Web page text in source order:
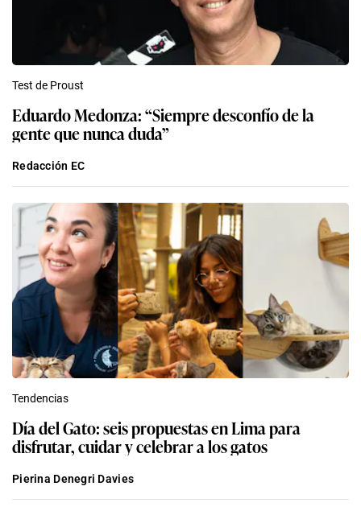
Test de Proust
Eduardo Medonza: “Siempre desconfío de la
gente que nunca duda”
Redacción EC
Tendencias
Día del Gato: seis propuestas en Lima para
disfrutar, cuidar y celebrar a los gatos
Pierina Denegri Davies